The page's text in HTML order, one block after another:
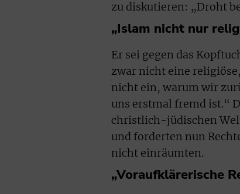
zu diskutieren: „Droht
„Islam nicht nur
Er sei gegen das
zwar nicht eine
nicht ein, warum wir
uns erstmal fremd ist.“
christlich-jüdischen
und forderten nun
nicht einräumten.
„Voraufklärerische